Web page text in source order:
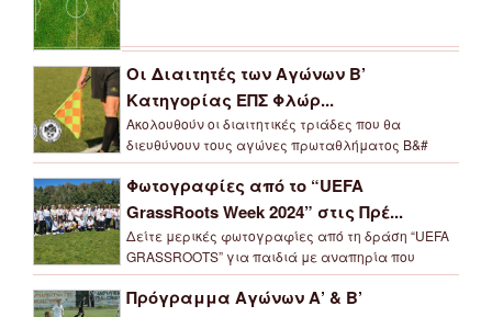
Οι Διαιτητές των Αγώνων Β’
Κατηγορίας ΕΠΣ Φλώρ...
Ακολουθούν οι διαιτητικές τριάδες που θα
διευθύνουν τους αγώνες πρωταθλήματος Β&#
Φωτογραφίες από το “UEFA
GrassRoots Week 2024” στις Πρέ...
Δείτε μερικές φωτογραφίες από τη δράση “UEFA
GRASSROOTS” για παιδιά με αναπηρία που
Πρόγραμμα Αγώνων Α’ & Β’